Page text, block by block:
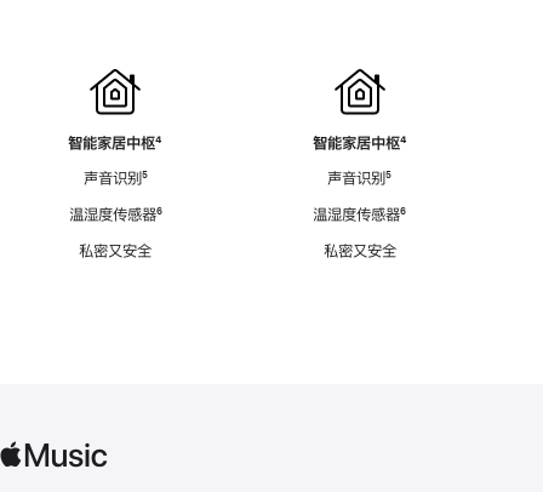
智能家居中枢脚
⁴
声音识别脚
⁵
温湿度传感器脚
⁶
私密又安全
智能家居中枢脚
⁴
声音识别脚
⁵
温湿度传感器脚
⁶
私密又安全